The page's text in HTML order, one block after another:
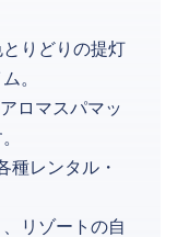
りどりの提灯
。
ロマスパマッ
種レンタル・
リゾートの自